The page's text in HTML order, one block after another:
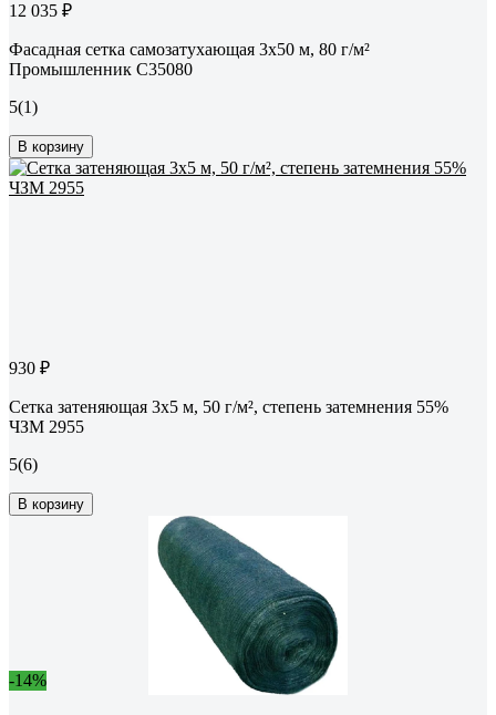
12 035 ₽
Фасадная сетка самозатухающая 3x50 м, 80 г/м²
Промышленник С35080
5(1)
В корзину
930 ₽
Сетка затеняющая 3x5 м, 50 г/м², степень затемнения 55%
ЧЗМ 2955
5(6)
В корзину
-14%